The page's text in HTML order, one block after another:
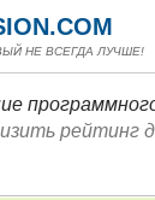
НЕ ВСЕГДА ЛУЧШЕ!
рейтинг